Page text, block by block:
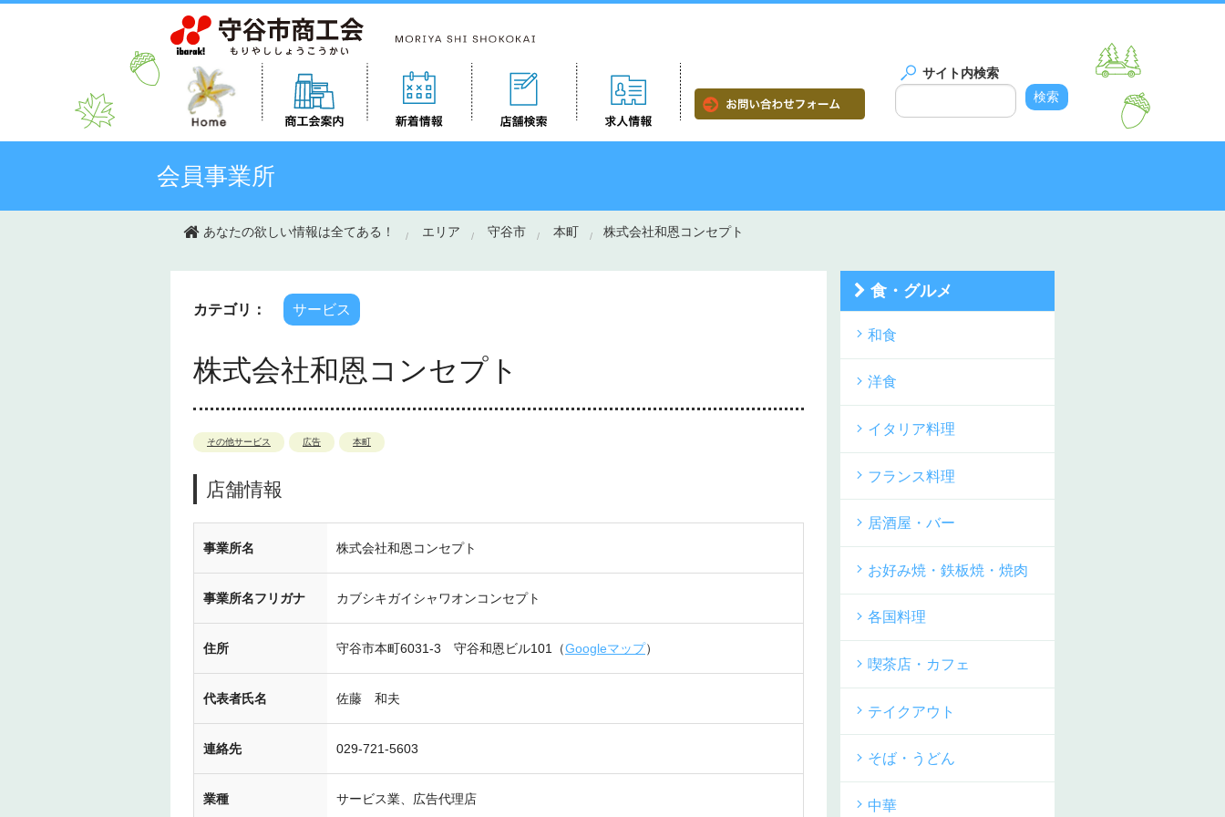
サイト内検索
会員事業所
あなたの欲しい情報は全てある！ エリア 守谷市 本町 株式会社和恩コンセプト
カテゴリ： サービス
株式会社和恩コンセプト
その他サービス 広告 本町
店舗情報
事業所名 株式会社和恩コンセプト
事業所名フリガナ カブシキガイシャワオンコンセプト
住所 守谷市本町6031-3 守谷和恩ビル101（Googleマップ）
代表者氏名 佐藤 和夫
連絡先 029-721-5603
業種 サービス業、広告代理店
食・グルメ
和食
洋食
イタリア料理
フランス料理
居酒屋・バー
お好み焼・鉄板焼・焼肉
各国料理
喫茶店・カフェ
テイクアウト
そば・うどん
中華